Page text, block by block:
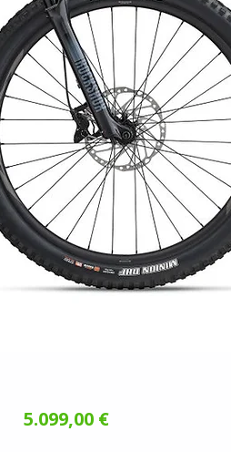
5.099,00 €Preis